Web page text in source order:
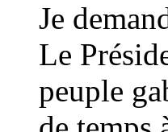
Je
Le
peuple